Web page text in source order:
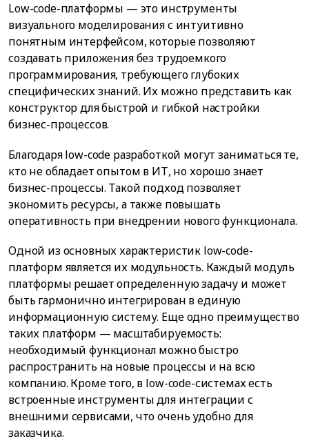
Low-code-платформы — это инструменты
визуального моделирования с интуитивно
понятным интерфейсом, которые позволяют
создавать приложения без трудоемкого
программирования, требующего глубоких
специфических знаний. Их можно представить как
конструктор для быстрой и гибкой настройки
бизнес-процессов.
Благодаря low-code разработкой могут заниматься те,
кто не обладает опытом в ИТ, но хорошо знает
бизнес-процессы. Такой подход позволяет
экономить ресурсы, а также повышать
оперативность при внедрении нового функционала.
Одной из основных характеристик low-code-
платформ является их модульность. Каждый модуль
платформы решает определенную задачу и может
быть гармонично интегрирован в единую
информационную систему. Еще одно преимущество
таких платформ — масштабируемость:
необходимый функционал можно быстро
распространить на новые процессы и на всю
компанию. Кроме того, в low-code-системах есть
встроенные инструменты для интеграции с
внешними сервисами, что очень удобно для
заказчика.